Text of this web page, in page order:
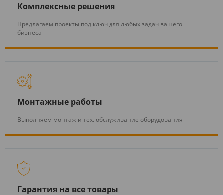
Комплексные решения
Предлагаем проекты под ключ для любых задач вашего
бизнеса
Монтажные работы
Выполняем монтаж и тех. обслуживание оборудования
Гарантия на все товары